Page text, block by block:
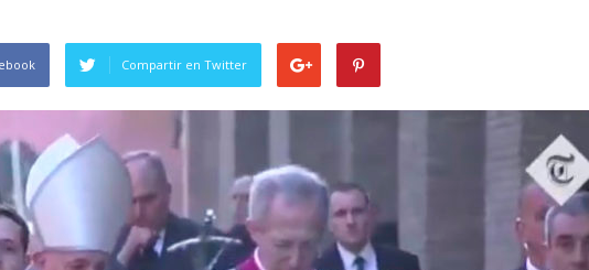
Compartir en Twitter